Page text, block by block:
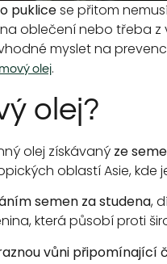
puklicese přitom
oblečení nebo třeba z
myslet na
olej.
olej?
olej získávaný ze
oblastí Asie,
semen za studena,
která působí proti
vůni připomínající